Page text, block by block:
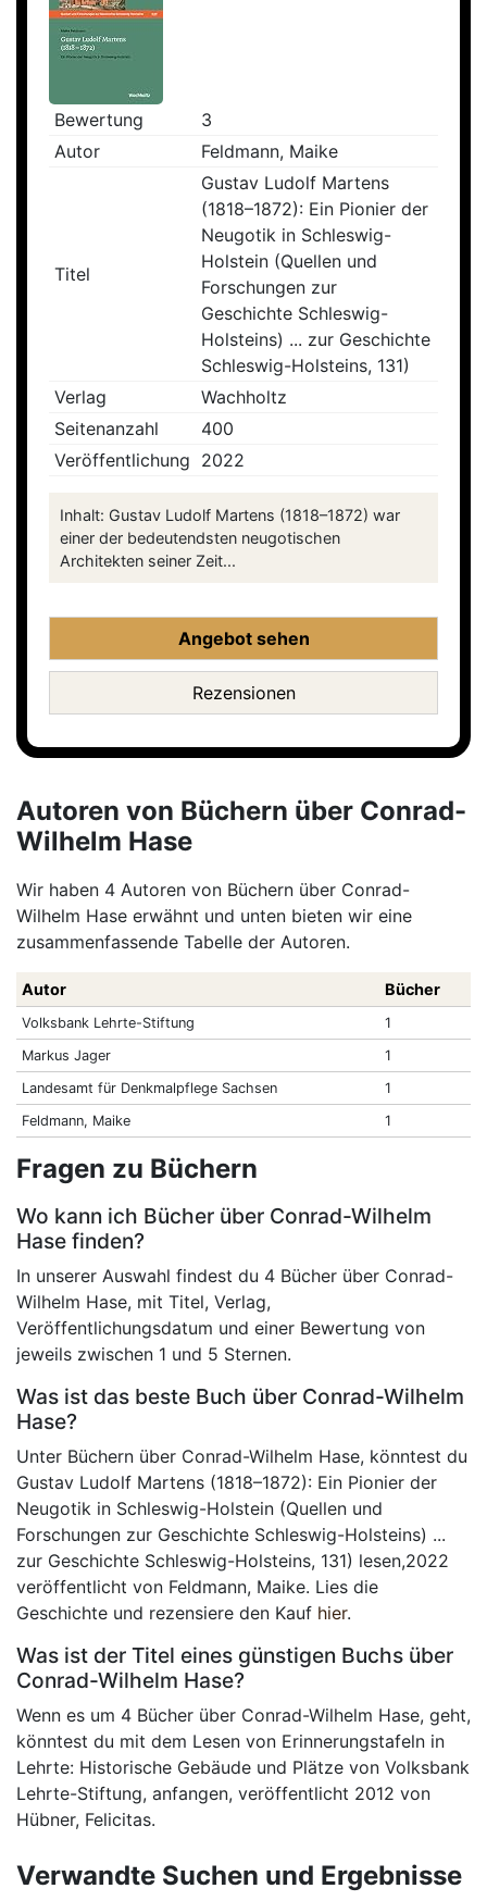
Bewertung
3
Autor
Feldmann, Maike
Titel
Gustav Ludolf Martens
(1818–1872): Ein Pionier der
Neugotik in Schleswig-
Holstein (Quellen und
Forschungen zur
Geschichte Schleswig-
Holsteins) ... zur Geschichte
Schleswig-Holsteins, 131)
Verlag
Wachholtz
Seitenanzahl
400
Veröffentlichung 2022
Inhalt: Gustav Ludolf Martens (1818–1872) war
einer der bedeutendsten neugotischen
Architekten seiner Zeit...
Angebot sehen
Rezensionen
Autoren von Büchern über Conrad-
Wilhelm Hase
Wir haben 4 Autoren von Büchern über Conrad-
Wilhelm Hase erwähnt und unten bieten wir eine
zusammenfassende Tabelle der Autoren.
Autor Bücher
Volksbank Lehrte-Stiftung
1
Markus Jager
1
Landesamt für Denkmalpflege Sachsen
1
Feldmann, Maike
1
Fragen zu Büchern
Wo kann ich Bücher über Conrad-Wilhelm
Hase finden?
In unserer Auswahl findest du 4 Bücher über Conrad-
Wilhelm Hase, mit Titel, Verlag,
Veröffentlichungsdatum und einer Bewertung von
jeweils zwischen 1 und 5 Sternen.
Was ist das beste Buch über Conrad-Wilhelm
Hase?
Unter Büchern über Conrad-Wilhelm Hase, könntest du
Gustav Ludolf Martens (1818–1872): Ein Pionier der
Neugotik in Schleswig-Holstein (Quellen und
Forschungen zur Geschichte Schleswig-Holsteins) ...
zur Geschichte Schleswig-Holsteins, 131) lesen,2022
veröffentlicht von Feldmann, Maike. Lies die
Geschichte und rezensiere den Kauf hier.
Was ist der Titel eines günstigen Buchs über
Conrad-Wilhelm Hase?
Wenn es um 4 Bücher über Conrad-Wilhelm Hase, geht,
könntest du mit dem Lesen von Erinnerungstafeln in
Lehrte: Historische Gebäude und Plätze von Volksbank
Lehrte-Stiftung, anfangen, veröffentlicht 2012 von
Hübner, Felicitas.
Verwandte Suchen und Ergebnisse